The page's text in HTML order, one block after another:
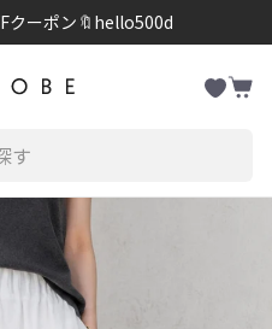
に進む
クーポン🔖hello500d
に ー